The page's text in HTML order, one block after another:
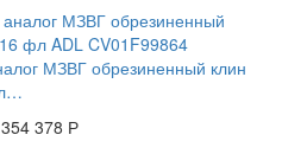
МЗВГ обрезиненный клин
354 378 Р